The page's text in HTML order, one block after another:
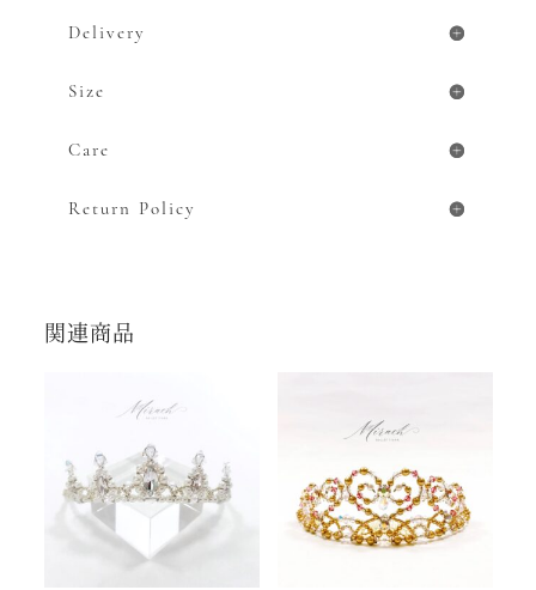
Delivery
Size
Care
Return Policy
関連商品